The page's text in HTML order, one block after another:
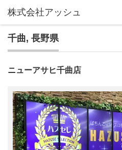
千曲, 長野県
ニューアサヒ千曲店